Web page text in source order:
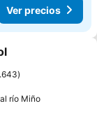
Ver precios
río Miño